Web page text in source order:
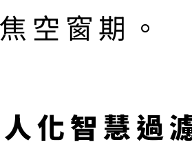
空窗期。
化智慧過